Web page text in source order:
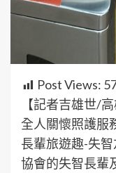
Post Views:
【記者吉雄世/
全人關懷照護服
長輩旅遊趣-失
協會的失智長輩